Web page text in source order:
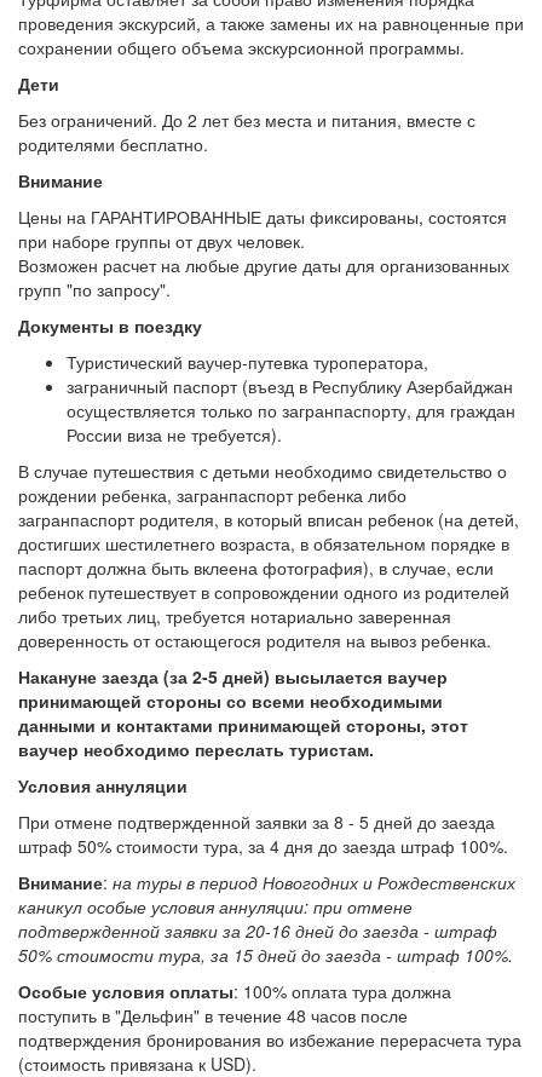
проведения экскурсий, а также замены их на равноценные при
сохранении общего объема экскурсионной программы.
Дети
Без ограничений. До 2 лет без места и питания, вместе с
родителями бесплатно.
Внимание
Цены на ГАРАНТИРОВАННЫЕ даты фиксированы, состоятся
при наборе группы от двух человек.
Возможен расчет на любые другие даты для организованных
групп "по запросу".
Документы в поездку
Туристический ваучер-путевка туроператора,
заграничный паспорт (въезд в Республику Азербайджан
осуществляется только по загранпаспорту, для граждан
России виза не требуется).
В случае путешествия с детьми необходимо свидетельство о
рождении ребенка, загранпаспорт ребенка либо
загранпаспорт родителя, в который вписан ребенок (на детей,
достигших шестилетнего возраста, в обязательном порядке в
паспорт должна быть вклеена фотография), в случае, если
ребенок путешествует в сопровождении одного из родителей
либо третьих лиц, требуется нотариально заверенная
доверенность от остающегося родителя на вывоз ребенка.
Накануне заезда (за 2-5 дней) высылается ваучер
принимающей стороны со всеми необходимыми
данными и контактами принимающей стороны, этот
ваучер необходимо переслать туристам.
Условия аннуляции
При отмене подтвержденной заявки за 8 - 5 дней до заезда
штраф 50% стоимости тура, за 4 дня до заезда штраф 100%.
Внимание: на туры в период Новогодних и Рождественских
каникул особые условия аннуляции: при отмене
подтвержденной заявки за 20-16 дней до заезда - штраф
50% стоимости тура, за 15 дней до заезда - штраф 100%.
Особые условия оплаты: 100% оплата тура должна
поступить в "Дельфин" в течение 48 часов после
подтверждения бронирования во избежание перерасчета тура
(стоимость привязана к USD).